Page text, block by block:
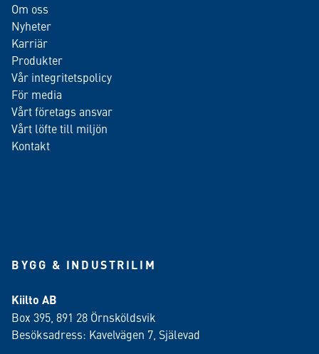
Om oss
Nyheter
Karriär
Produkter
Vår integritetspolicy
För media
Vårt företags ansvar
Vårt löfte till miljön
Kontakt
BYGG & INDUSTRILIM
Kiilto AB
Box 395, 891 28 Örnsköldsvik
Besöksadress: Kavelvägen 7, Själevad